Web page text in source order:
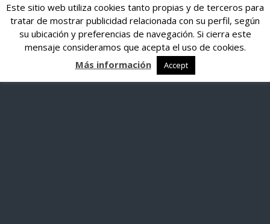
Este sitio web utiliza cookies tanto propias y de terceros para
tratar de mostrar publicidad relacionada con su perfil, según
su ubicación y preferencias de navegación. Si cierra este
mensaje consideramos que acepta el uso de cookies.
Más información
Accept
Volver arriba